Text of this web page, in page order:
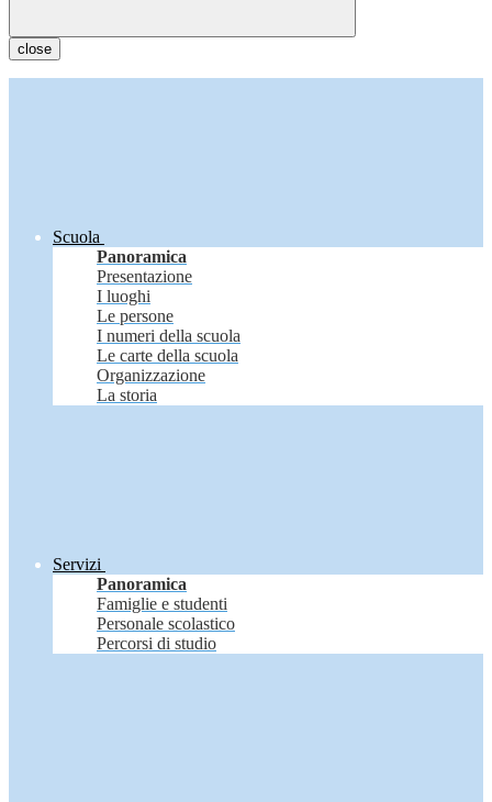
close
Scuola
Panoramica
Presentazione
I luoghi
Le persone
I numeri della scuola
Le carte della scuola
Organizzazione
La storia
Servizi
Panoramica
Famiglie e studenti
Personale scolastico
Percorsi di studio